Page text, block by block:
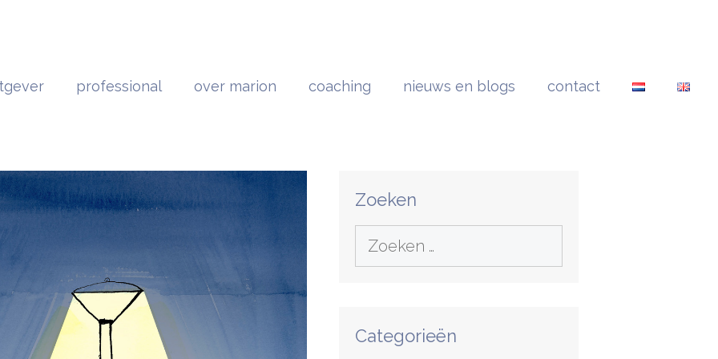
professional over marion coaching nieuws en blogs contact
Zoeken
naar:
Categorieën